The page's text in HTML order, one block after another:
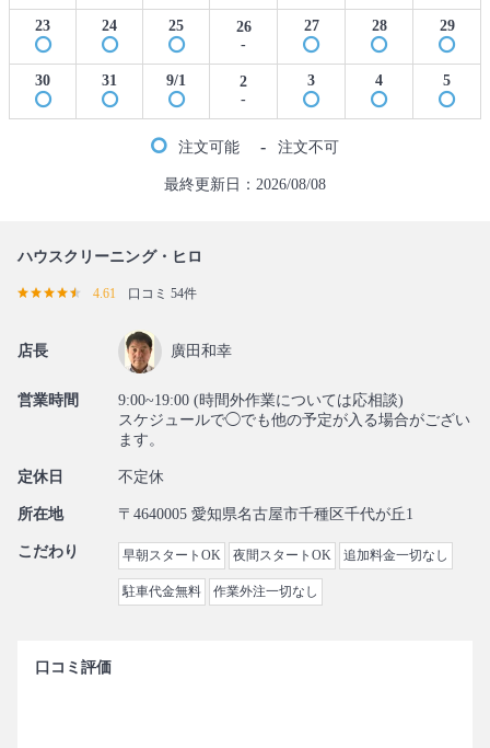
23 24 25
26
-
27 28 29
30 31 9/1
2
-
3 4 5
注文可能 - 注文不可
最終更新日：2026/08/08
ハウスクリーニング・ヒロ
4.61 口コミ 54件
店長 廣田和幸
営業時間
9:00~19:00 (時間外作業については応相談)
スケジュールで◯でも他の予定が入る場合がござい
ます。
定休日 不定休
所在地 〒4640005 愛知県名古屋市千種区千代が丘1
こだわり 早朝スタートOK 夜間スタートOK 追加料金一切なし
駐車代金無料 作業外注一切なし
口コミ評価